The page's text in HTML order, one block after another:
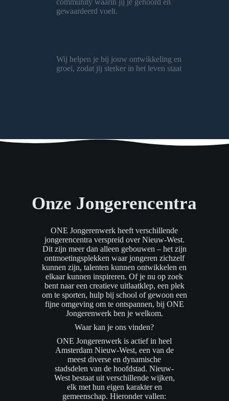
community waarin jij je gehoord en
gewaardeerd voelt.
Wij helpen je bij jouw ontwikkeling en
groei, zodat jij sterker in het leven staat
Onze Jongerencentra
ONE Jongerenwerk heeft verschillende
jongerencentra verspreid over Nieuw-West.
Dit zijn meer dan alleen gebouwen – het zijn
ontmoetingsplekken waar jongeren zichzelf
kunnen zijn, talenten kunnen ontwikkelen en
elkaar kunnen inspireren. Of je nu op zoek
bent naar een creatieve uitlaatklep, een plek
om te sporten, hulp bij school of gewoon een
fijne omgeving om te ontspannen, bij ONE
Jongerenwerk ben je welkom.
Waar kan je ons vinden?
ONE Jongerenwerk is actief in heel
Amsterdam Nieuw-West, een van de
meest diverse en dynamische
stadsdelen van de hoofdstad. Nieuw-
West bestaat uit verschillende wijken,
elk met hun eigen karakter en
gemeenschap. Hieronder vallen: